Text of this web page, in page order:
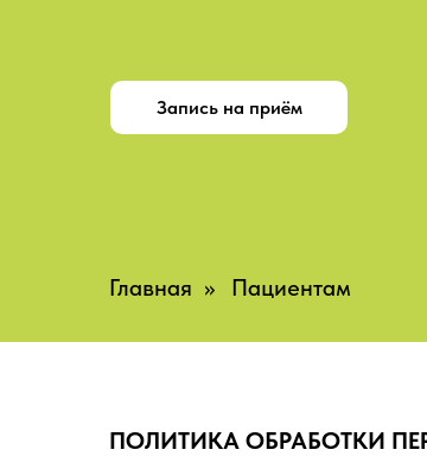
Запись на приём
Главная » Пациентам
ПОЛИТИКА ОБРАБОТКИ